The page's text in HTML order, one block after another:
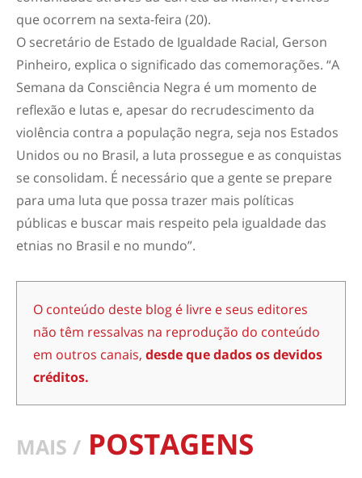
que ocorrem na sexta-feira (20).
O secretário de Estado de Igualdade Racial, Gerson
Pinheiro, explica o significado das comemorações. “A
Semana da Consciência Negra é um momento de
reflexão e lutas e, apesar do recrudescimento da
violência contra a população negra, seja nos Estados
Unidos ou no Brasil, a luta prossegue e as conquistas
se consolidam. É necessário que a gente se prepare
para uma luta que possa trazer mais políticas
públicas e buscar mais respeito pela igualdade das
etnias no Brasil e no mundo”.
O conteúdo deste blog é livre e seus editores
não têm ressalvas na reprodução do conteúdo
em outros canais, desde que dados os devidos
créditos.
MAIS / POSTAGENS